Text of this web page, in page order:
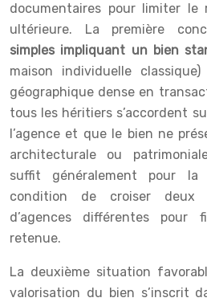
documentaires pour limiter le
ultérieure. La première
simples impliquant un bien
maison individuelle
géographique dense en
tous les héritiers s’accordent
l’agence et que le bien ne
architecturale ou
suffit généralement pour la
condition de croiser deux
d’agences différentes pour
retenue.
La deuxième situation
valorisation du bien s’inscrit